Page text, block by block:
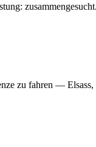
zu fahren —